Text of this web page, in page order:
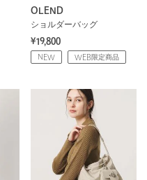
OLEND
ショルダーバッグ
¥19,800
NEW WEB限定商品